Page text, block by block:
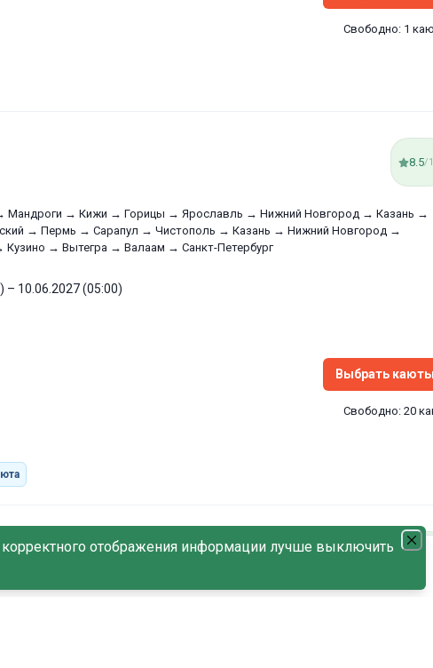
Свободно: 1
8.5/
→ Мандроги → Кижи → Горицы → Ярославль → Нижний Новгород → Казань →
→ Пермь → Сарапул → Чистополь → Казань → Нижний Новгород →
→ Вытегра → Валаам → Санкт-Петербург
– 10.06.2027 (05:00)
Выбрать
Свободно: 20
отображения информации лучше выключить